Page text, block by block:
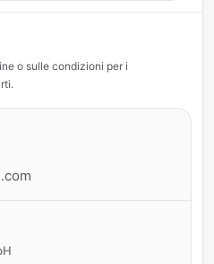
o sulle condizioni per i